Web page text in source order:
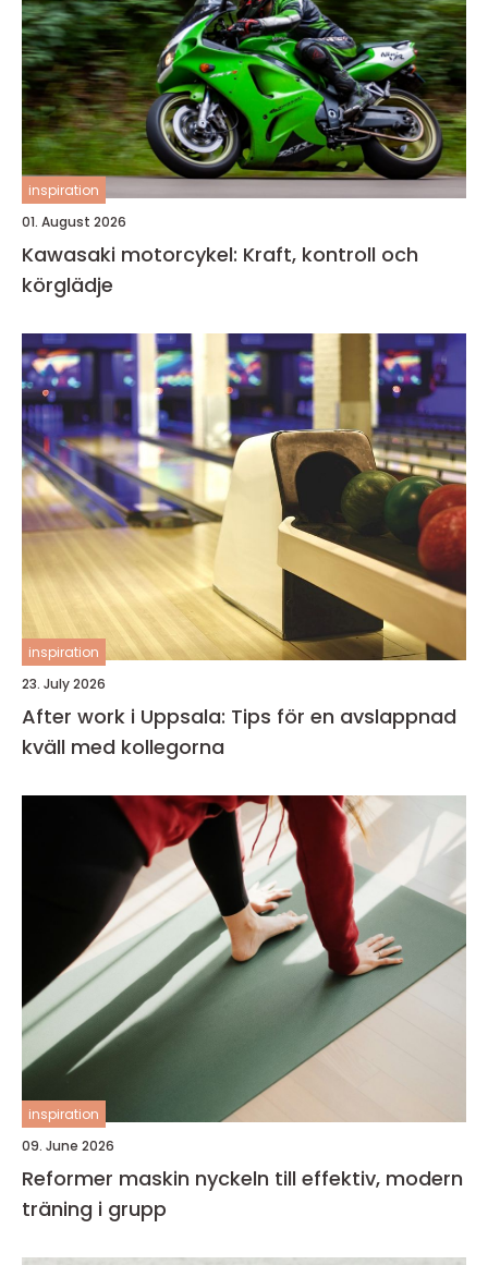
inspiration
01. August 2026
Kawasaki motorcykel: Kraft, kontroll och
körglädje
inspiration
23. July 2026
After work i Uppsala: Tips för en avslappnad
kväll med kollegorna
inspiration
09. June 2026
Reformer maskin nyckeln till effektiv, modern
träning i grupp